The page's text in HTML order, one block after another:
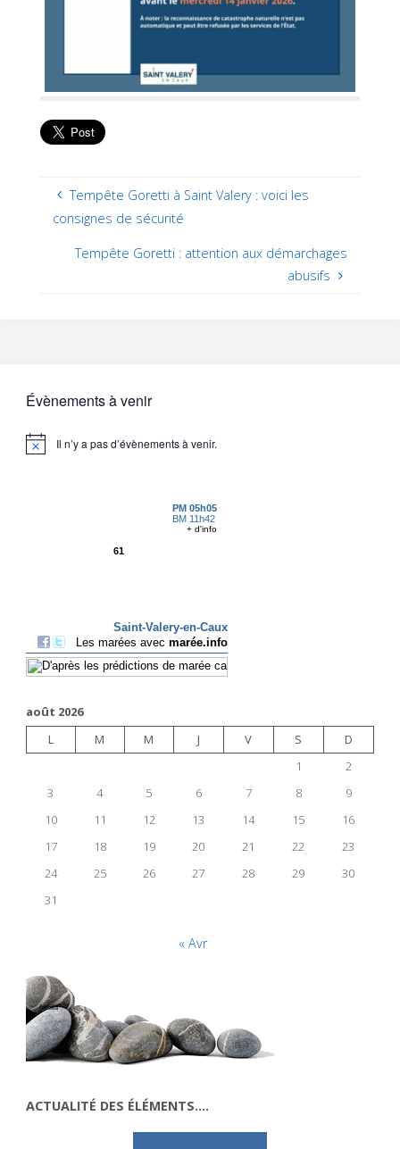
Tempête Goretti à Saint Valery : voici les
consignes de sécurité
Tempête Goretti : attention aux démarchages
abusifs
Évènements à venir
Il n’y a pas d’évènements à venir.
août 2026
L
M M J V S
D
1
2
3
4 5 6 7 8
9
10
11 12 13 14 15
16
17
18 19 20 21 22
23
24
25 26 27 28 29
30
31
« Avr
ACTUALITÉ DES ÉLÉMENTS….